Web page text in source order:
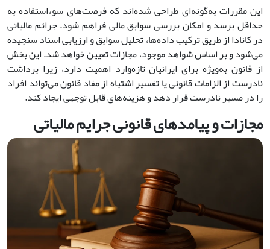
این مقررات به‌گونه‌ای طراحی شده‌اند که فرصت‌های سوءاستفاده به
حداقل برسد و امکان بررسی سوابق مالی فراهم شود. جرائم مالیاتی
در کانادا از طریق ترکیب داده‌ها، تحلیل سوابق و ارزیابی اسناد سنجیده
می‌شود و بر اساس شواهد موجود، مجازات تعیین خواهد شد. این بخش
از قانون به‌ویژه برای ایرانیان تازه‌وارد اهمیت دارد، زیرا برداشت
نادرست از الزامات قانونی یا تفسیر اشتباه از مفاد قانون می‌تواند افراد
را در مسیر نادرست قرار دهد و هزینه‌های قابل توجهی ایجاد کند.
مجازات و پیامدهای قانونی جرایم مالیاتی